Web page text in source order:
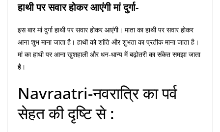
हाथी पर सवार होकर आएंगी मां दुर्गा-
इस बार मां दुर्गा हाथी पर सवार होकर आएंगी। माता का हाथी पर सवार होकर
आना शुभ माना जाता है। हाथी को शांति और शुभता का प्रतीक माना जाता है।
मां का हाथी पर आना खुशहाली और धन-धान्य में बढ़ोतरी का संकेत समझा जाता
है।
Navraatri-नवरात्रि का पर्व
सेहत की दृष्टि से :